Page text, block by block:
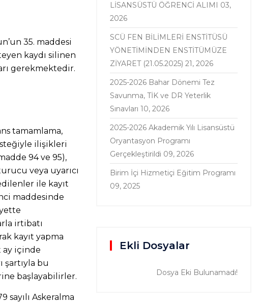
35. maddesi
kaydı silinen
gerekmektedir.
tamamlama,
ilişikleri
94 ve 95),
veya uyarıcı
ile kayıt
maddesinde
irtibatı
kayıt yapma
ay içinde
bu
başlayabilirler.
Askeralma
LİSANSÜSTÜ ÖĞRENCİ ALIMI 03,
2026
SCÜ FEN BİLİMLERİ ENSTİTÜSÜ
YÖNETİMİNDEN ENSTİTÜMÜZE
ZİYARET (21.05.2025) 21, 2026
2025-2026 Bahar Dönemi Tez
Savunma, TİK ve DR Yeterlik
Sınavları 10, 2026
2025-2026 Akademik Yılı Lisansüstü
Oryantasyon Programı
Gerçekleştirildi 09, 2026
Birim İçi Hizmetiçi Eğitim Programı
09, 2025
Ekli Dosyalar
Dosya Eki Bulunamadı!